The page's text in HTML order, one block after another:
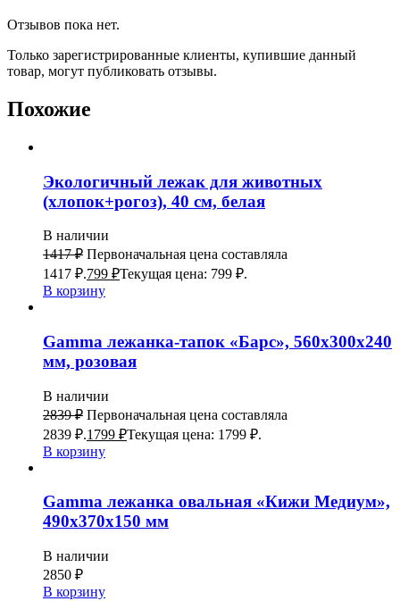
Отзывов пока нет.
Только зарегистрированные клиенты, купившие данный
товар, могут публиковать отзывы.
Похожие
Экологичный лежак для животных
(хлопок+рогоз), 40 см, белая
В наличии
1417₽ Первоначальная цена составляла
1417 ₽.799 ₽Текущая цена: 799 ₽.
В корзину
Gamma лежанка-тапок «Барс», 560х300х240
мм, розовая
В наличии
2839₽ Первоначальная цена составляла
2839 ₽.1799 ₽Текущая цена: 1799 ₽.
В корзину
Gamma лежанка овальная «Кижи Медиум»,
490х370х150 мм
В наличии
2850 ₽
В корзину